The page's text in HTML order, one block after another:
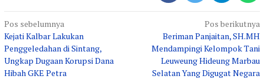
Navigasi
pos
Pos sebelumnya
Kejati Kalbar Lakukan
Penggeledahan di Sintang,
Ungkap Dugaan Korupsi Dana
Hibah GKE Petra
Pos berikutnya
Beriman Panjaitan, SH.MH
Mendampingi Kelompok Tani
Leuweung Hideung Marbau
Selatan Yang Digugat Negara